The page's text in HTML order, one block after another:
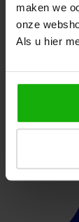
maken we
onze
Als u hier
Bekijk
Met
Energie-
Bel naar
Snelle